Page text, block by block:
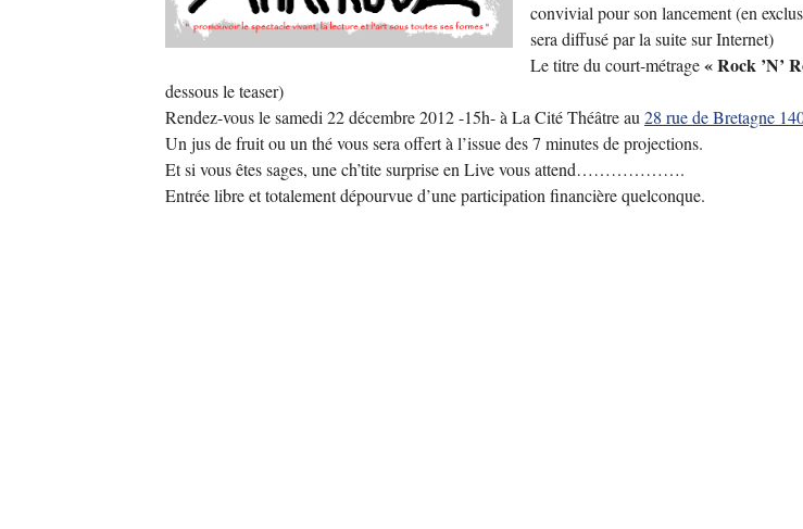
convivial pour son lancement (en
sera diffusé par la suite sur Internet)
Le titre du court-métrage« Rock ’N’
dessous le teaser)
Rendez-vous le samedi 22 décembre 2012 -15h- à La Cité Théâtre au28 rue de Bretagne
Un jus de fruit ou un thé vous sera offert à l’issue des 7 minutes de projections.
Et si vous êtes sages, une ch’tite surprise en Live vous attend……………….
Entrée libre et totalement dépourvue d’une participation financière quelconque.